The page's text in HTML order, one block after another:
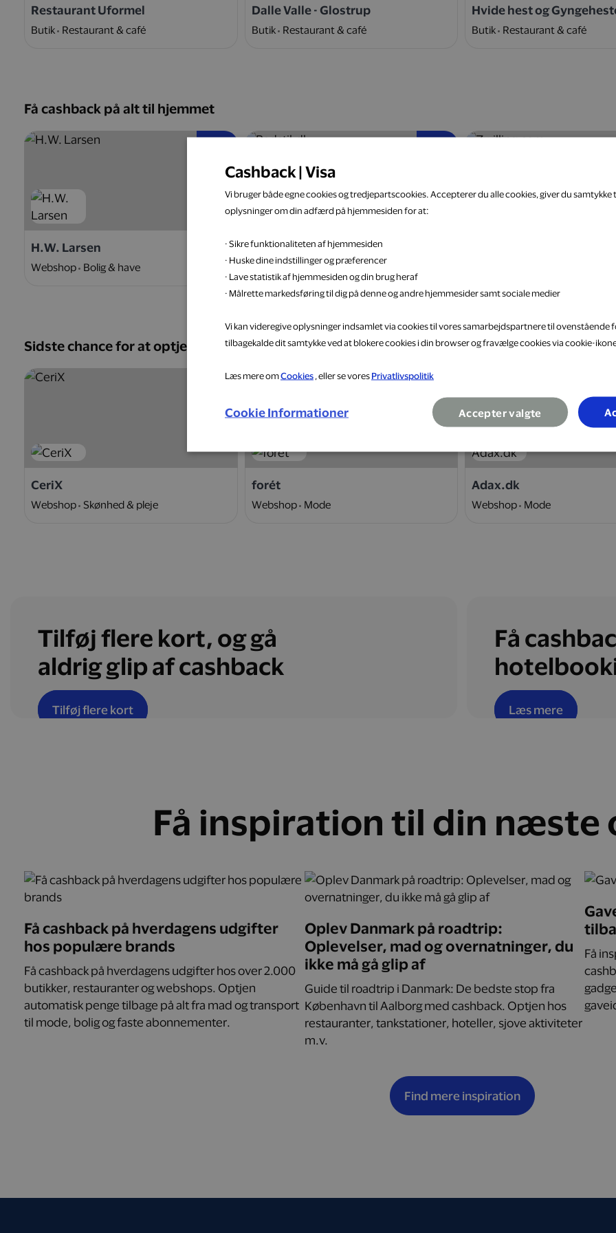
Restaurant Uformel
Butik Restaurant & café
Dalle Valle - Glostrup
Butik Restaurant & café
Hvide hest og
Butik Restaurant & café
Få cashback på alt til hjemmet
H.W. Larsen
Webshop Bolig & have
Badstil.dk
Webshop Bolig & have
Sidste chance for at optjene
5 %
CeriX
Webshop Skønhed & pleje
10 %
forét
Webshop Mode
Adax.dk
Webshop Mode
Tilføj flere kort, og gå
aldrig glip af cashback
Tilføj flere kort
Få
Læs mere
Få inspiration til din næste
Få cashback på hverdagens udgifter
hos populære brands
Få cashback på hverdagens udgifter hos over 2.000
butikker, restauranter og webshops. Optjen
automatisk penge tilbage på alt fra mad og transport
til mode, bolig og faste abonnementer.
Oplev Danmark på roadtrip:
Oplevelser, mad og overnatninger, du
ikke må gå glip af
Guide til roadtrip i Danmark: De bedste stop fra
København til Aalborg med cashback. Optjen hos
restauranter, tankstationer, hoteller, sjove aktiviteter
m.v.
Få
Find mere inspiration
Cashback | Visa
Vi bruger både egne cookies og tredjepartscookies. Accepterer du alle cookies, giver du samtykke
oplysninger om din adfærd på hjemmesiden for at:
· Sikre funktionaliteten af hjemmesiden
· Huske dine indstillinger og præferencer
· Lave statistik af hjemmesiden og din brug heraf
· Målrette markedsføring til dig på denne og andre hjemmesider samt sociale medier
Vi kan videregive oplysninger indsamlet via cookies til vores samarbejdspartnere til ovenstående
tilbagekalde dit samtykke ved at blokere cookies i din browser og fravælge cookies via cookie-
Læs mere omCookies , eller se vores Privatlivspolitik
Accepter valgte
Cookie Informationer